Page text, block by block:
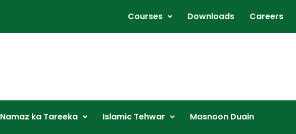
Courses Downloads Careers
Namaz ka Tareeka Islamic Tehwar
Masnoon Duain